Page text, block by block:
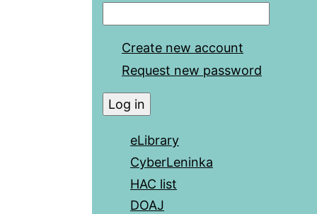
Create new account
Request new password
eLibrary
CyberLeninka
HAC list
DOAJ